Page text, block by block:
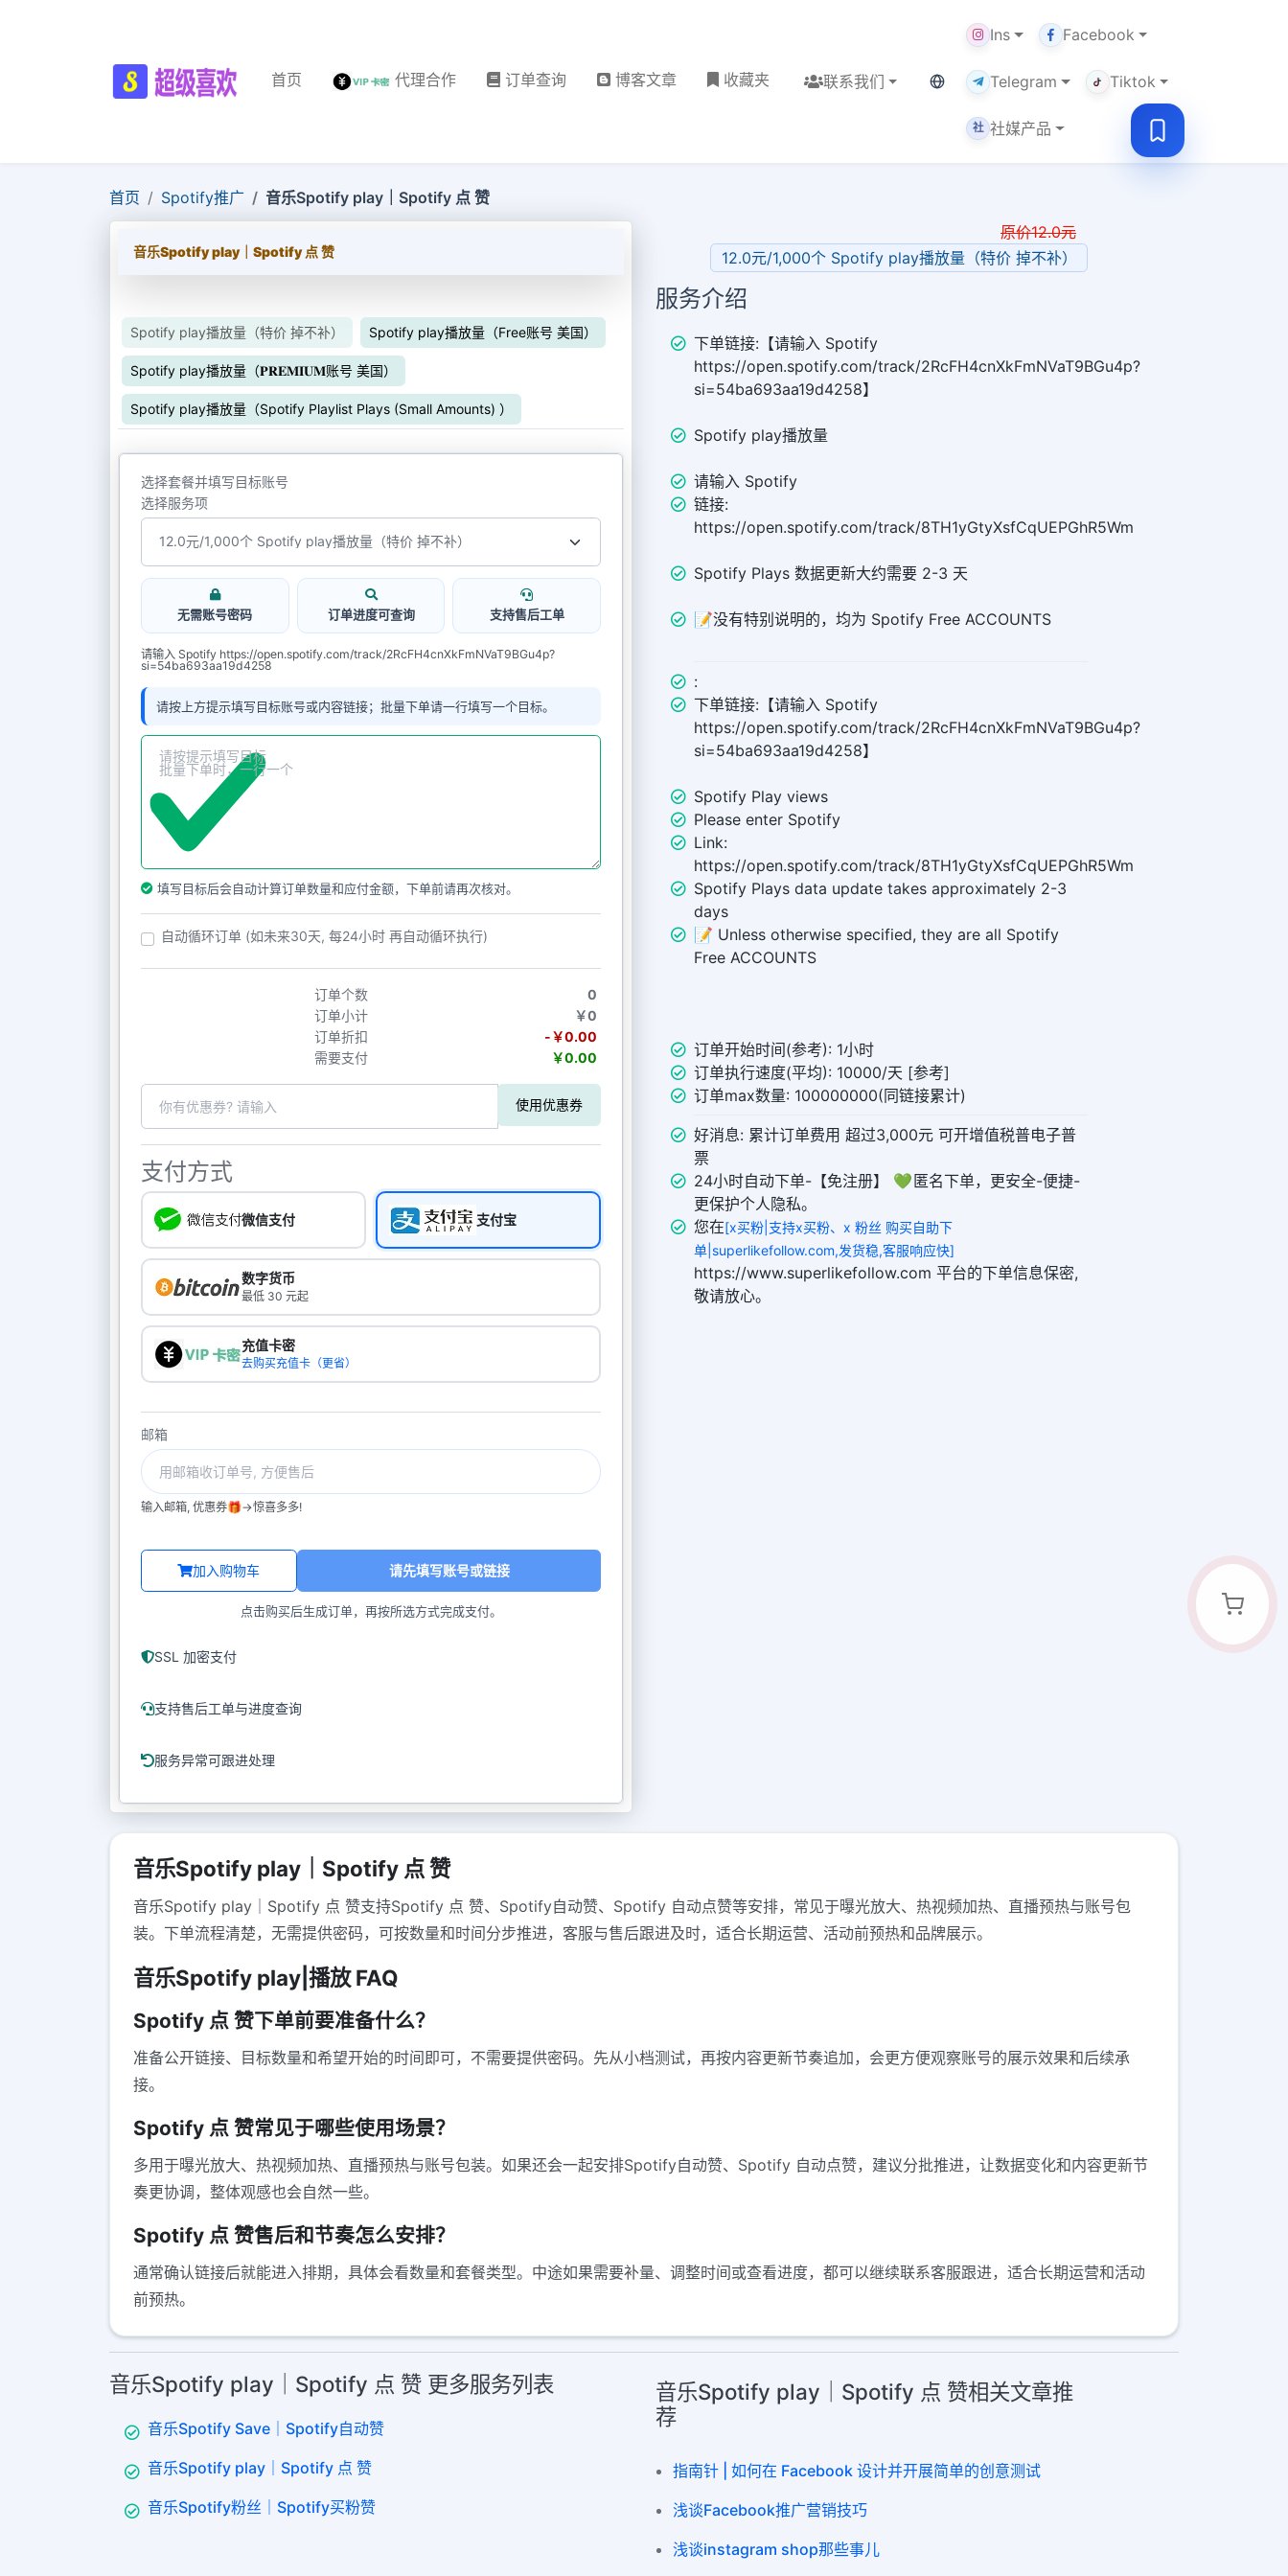
首页 代理合作 订单查询 博客文章 收藏夹 联系我们 当前语言：中文
Ins Facebook
Telegram Tiktok
社 社媒产品
首页 Spotify推广 音乐Spotify play｜Spotify 点 赞
音乐Spotify play｜Spotify 点 赞
Spotify play播放量（特价 掉不补） Spotify play播放量（Free账号 美国）
Spotify play播放量（𝐏𝐑𝐄𝐌𝐈𝐔𝐌账号 美国）
Spotify play播放量（Spotify Playlist Plays (Small Amounts) ）
选择套餐并填写目标账号
选择服务项
无需账号密码 订单进度可查询 支持售后工单
请输入 Spotify https://open.spotify.com/track/2RcFH4cnXkFmNVaT9BGu4p?
si=54ba693aa19d4258
请按上方提示填写目标账号或内容链接；批量下单请一行填写一个目标。
填写目标后会自动计算订单数量和应付金额，下单前请再次核对。
自动循环订单 (如未来30天, 每24小时 再自动循环执行)
订单个数
0
订单小计
￥0
订单折扣
-￥0.00
需要支付
￥0.00
使用优惠券
支付方式
微信支付 支付宝
数字货币
最低 30 元起
充值卡密
去购买充值卡（更省）
邮箱
输入邮箱, 优惠券🎁->惊喜多多!
加入购物车 请先填写账号或链接
点击购买后生成订单，再按所选方式完成支付。
SSL 加密支付
支持售后工单与进度查询
服务异常可跟进处理
原价12.0元
12.0元/1,000个 Spotify play播放量（特价 掉不补）
服务介绍
下单链接:【请输入 Spotify
https://open.spotify.com/track/2RcFH4cnXkFmNVaT9BGu4p?
si=54ba693aa19d4258】
Spotify play播放量
请输入 Spotify
链接:
https://open.spotify.com/track/8TH1yGtyXsfCqUEPGhR5Wm
Spotify Plays 数据更新大约需要 2-3 天
📝没有特别说明的，均为 Spotify Free ACCOUNTS
:
下单链接:【请输入 Spotify
https://open.spotify.com/track/2RcFH4cnXkFmNVaT9BGu4p?
si=54ba693aa19d4258】
Spotify Play views
Please enter Spotify
Link:
https://open.spotify.com/track/8TH1yGtyXsfCqUEPGhR5Wm
Spotify Plays data update takes approximately 2-3
days
📝 Unless otherwise specified, they are all Spotify
Free ACCOUNTS
订单开始时间(参考): 1小时
订单执行速度(平均): 10000/天 [参考]
订单max数量: 100000000(同链接累计)
好消息: 累计订单费用 超过3,000元 可开增值税普电子普
票
24小时自动下单-【免注册】 💚 匿名下单，更安全-便捷-
更保护个人隐私。
您在[x买粉|支持x买粉、x 粉丝 购买自助下
单|superlikefollow.com,发货稳,客服响应快]
https://www.superlikefollow.com 平台的下单信息保密,
敬请放心。
音乐Spotify play｜Spotify 点 赞
音乐Spotify play｜Spotify 点 赞支持Spotify 点 赞、Spotify自动赞、Spotify 自动点赞等安排，常见于曝光放大、热视频加热、直播预热与账号包
装。下单流程清楚，无需提供密码，可按数量和时间分步推进，客服与售后跟进及时，适合长期运营、活动前预热和品牌展示。
音乐Spotify play|播放 FAQ
Spotify 点 赞下单前要准备什么？
准备公开链接、目标数量和希望开始的时间即可，不需要提供密码。先从小档测试，再按内容更新节奏追加，会更方便观察账号的展示效果和后续承
接。
Spotify 点 赞常见于哪些使用场景？
多用于曝光放大、热视频加热、直播预热与账号包装。如果还会一起安排Spotify自动赞、Spotify 自动点赞，建议分批推进，让数据变化和内容更新节
奏更协调，整体观感也会自然一些。
Spotify 点 赞售后和节奏怎么安排？
通常确认链接后就能进入排期，具体会看数量和套餐类型。中途如果需要补量、调整时间或查看进度，都可以继续联系客服跟进，适合长期运营和活动
前预热。
音乐Spotify play｜Spotify 点 赞 更多服务列表
音乐Spotify Save｜Spotify自动赞
音乐Spotify play｜Spotify 点 赞
音乐Spotify粉丝｜Spotify买粉赞
音乐Spotify play｜Spotify 点 赞相关文章推
荐
指南针 | 如何在 Facebook 设计并开展简单的创意测试
浅谈Facebook推广营销技巧
浅谈instagram shop那些事儿